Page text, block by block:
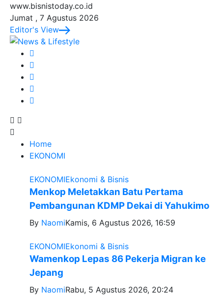
www.bisnistoday.co.id
Jumat , 7 Agustus 2026
Editor's View
Home
EKONOMI
EKONOMIEkonomi & Bisnis
Menkop Meletakkan Batu Pertama
Pembangunan KDMP Dekai di Yahukimo
By NaomiKamis, 6 Agustus 2026, 16:59
EKONOMIEkonomi & Bisnis
Wamenkop Lepas 86 Pekerja Migran ke
Jepang
By NaomiRabu, 5 Agustus 2026, 20:24